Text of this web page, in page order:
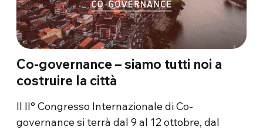
Co-governance – siamo tutti noi a
costruire la città
Il II° Congresso Internazionale di Co-
governance si terrà dal 9 al 12 ottobre, dal